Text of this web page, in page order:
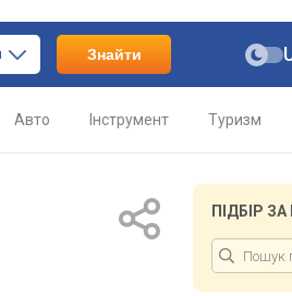
Знайти
Авто Інструмент Туризм
ПІДБІР